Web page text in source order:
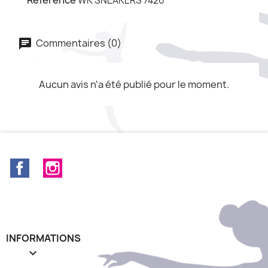
Commentaires (0)
Aucun avis n'a été publié pour le moment.
Facebook
INFORMATIONS
